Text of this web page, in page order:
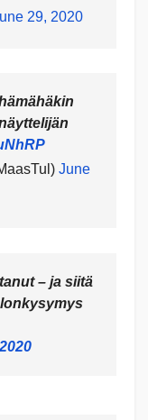
29, 2020
June
– ja siitä